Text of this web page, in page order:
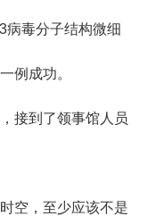
毒分子结构微细
例成功。
接到了领事馆人员
空，至少应该不是